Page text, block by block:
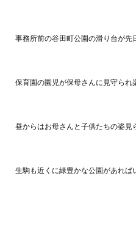
事務所前の谷田町公園の滑り台が先
保育園の園児が保母さんに見守られ
昼からはお母さんと子供たちの姿見
生駒も近くに緑豊かな公園があれば